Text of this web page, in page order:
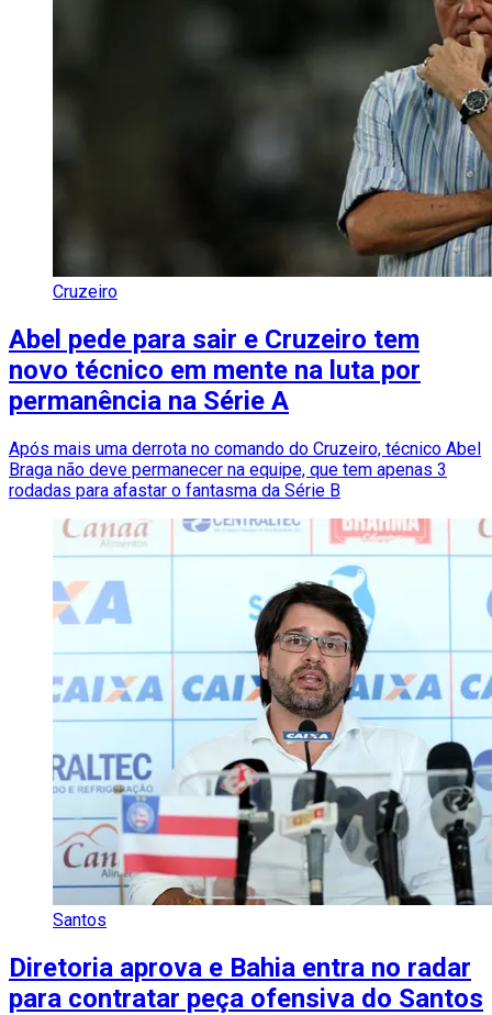
Cruzeiro
Abel pede para sair e Cruzeiro tem
novo técnico em mente na luta por
permanência na Série A
Após mais uma derrota no comando do Cruzeiro, técnico Abel
Braga não deve permanecer na equipe, que tem apenas 3
rodadas para afastar o fantasma da Série B
Santos
Diretoria aprova e Bahia entra no radar
para contratar peça ofensiva do Santos